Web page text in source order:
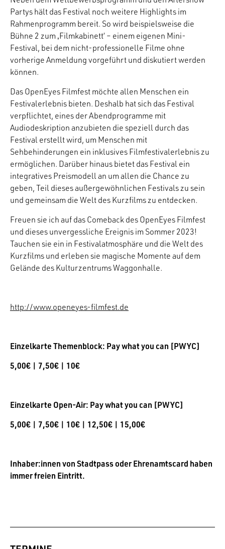
Partys hält das Festival noch weitere Highlights im
Rahmenprogramm bereit. So wird beispielsweise die
Bühne 2 zum ‚Filmkabinett‘ – einem eigenen Mini-
Festival, bei dem nicht-professionelle Filme ohne
vorherige Anmeldung vorgeführt und diskutiert werden
können.
Das OpenEyes Filmfest möchte allen Menschen ein
Festivalerlebnis bieten. Deshalb hat sich das Festival
verpflichtet, eines der Abendprogramme mit
Audiodeskription anzubieten die speziell durch das
Festival erstellt wird, um Menschen mit
Sehbehinderungen ein inklusives Filmfestivalerlebnis zu
ermöglichen. Darüber hinaus bietet das Festival ein
integratives Preismodell an um allen die Chance zu
geben, Teil dieses außergewöhnlichen Festivals zu sein
und gemeinsam die Welt des Kurzfilms zu entdecken.
Freuen sie ich auf das Comeback des OpenEyes Filmfest
und dieses unvergessliche Ereignis im Sommer 2023!
Tauchen sie ein in Festivalatmosphäre und die Welt des
Kurzfilms und erleben sie magische Momente auf dem
Gelände des Kulturzentrums Waggonhalle.
http://www.openeyes-filmfest.de
Einzelkarte Themenblock: Pay what you can [PWYC]
5,00€ | 7,50€ | 10€
Einzelkarte Open-Air: Pay what you can [PWYC]
5,00€ | 7,50€ | 10€ | 12,50€ | 15,00€
Inhaber:innen von Stadtpass oder Ehrenamtscard haben
immer freien Eintritt.